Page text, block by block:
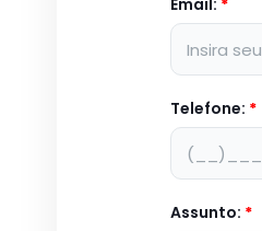
Email: *
Telefone: *
Assunto: *